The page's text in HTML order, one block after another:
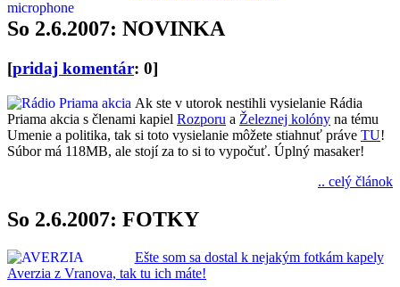
So 2.6.2007: NOVINKA
[pridaj komentár: 0]
Ak ste v utorok nestihli vysielanie Rádia
Priama akcia s členami kapiel Rozporu a Železnej kolóny na tému
Umenie a politika, tak si toto vysielanie môžete stiahnuť práve TU!
Súbor má 118MB, ale stojí za to si to vypočuť. Úplný masaker!
.. celý článok
So 2.6.2007: FOTKY
Ešte som sa dostal k nejakým fotkám kapely
Averzia z Vranova, tak tu ich máte!